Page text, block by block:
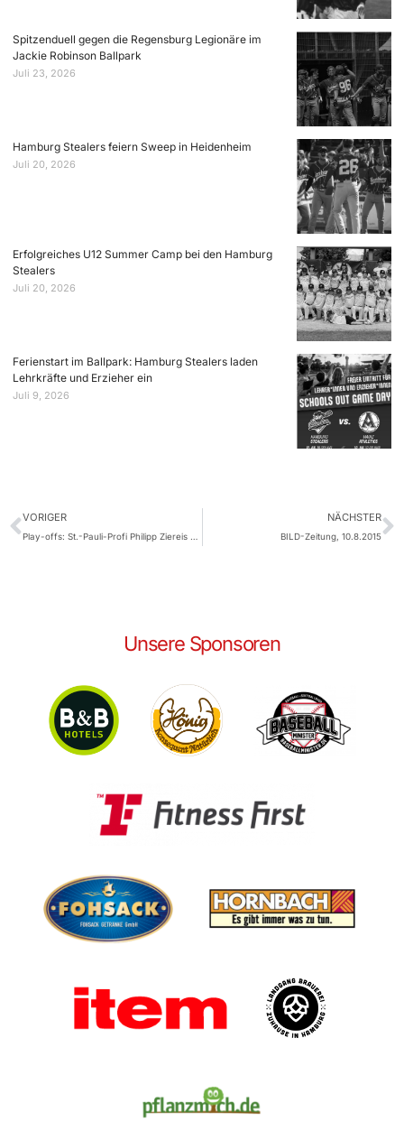
Spitzenduell gegen die Regensburg Legionäre im
Jackie Robinson Ballpark
Juli 23, 2026
Hamburg Stealers feiern Sweep in Heidenheim
Juli 20, 2026
Erfolgreiches U12 Summer Camp bei den Hamburg
Stealers
Juli 20, 2026
Ferienstart im Ballpark: Hamburg Stealers laden
Lehrkräfte und Erzieher ein
Juli 9, 2026
VORIGER
Play-offs: St.-Pauli-Profi Philipp Ziereis wirft den First Pitch
NÄCHSTER
BILD-Zeitung, 10.8.2015
Unsere Sponsoren